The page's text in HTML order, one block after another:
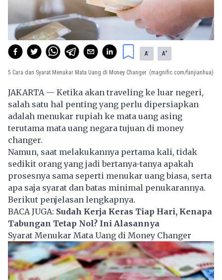
A- A+
5 Cara dan Syarat Menukar Mata Uang di Money Changer (magnific.com/fanjianhua)
JAKARTA — Ketika akan traveling ke luar negeri,
salah satu hal penting yang perlu dipersiapkan
adalah menukar rupiah ke mata uang asing
terutama mata uang negara tujuan di money
changer.
Namun, saat melakukannya pertama kali, tidak
sedikit orang yang jadi bertanya-tanya apakah
prosesnya sama seperti menukar uang biasa, serta
apa saja syarat dan batas minimal penukarannya.
Berikut penjelasan lengkapnya.
BACA JUGA: Sudah Kerja Keras Tiap Hari, Kenapa
Tabungan Tetap Nol? Ini Alasannya
Syarat Menukar Mata Uang di Money Changer